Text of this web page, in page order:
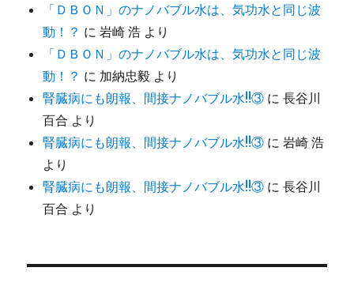
「ＤＢＯＮ」のナノバブル水は、気功水と同じ波
動！？ に岩崎 浩 より
「ＤＢＯＮ」のナノバブル水は、気功水と同じ波
動！？ に 加納忠毅 より
腎臓病にも朗報、間接ナノバブル水!!③ に長谷川
百合 より
腎臓病にも朗報、間接ナノバブル水!!③ に岩崎 浩
より
腎臓病にも朗報、間接ナノバブル水!!③ に長谷川
百合 より